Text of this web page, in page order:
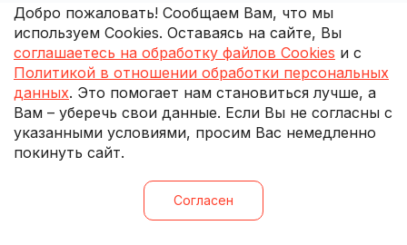
Добро пожаловать! Сообщаем Вам, что мы
используем Cookies. Оставаясь на сайте, Вы
соглашаетесь на обработку файлов Cookies и с
Политикой в отношении обработки персональных
данных. Это помогает нам становиться лучше, а
Вам – уберечь свои данные. Если Вы не согласны с
указанными условиями, просим Вас немедленно
покинуть сайт.
Согласен